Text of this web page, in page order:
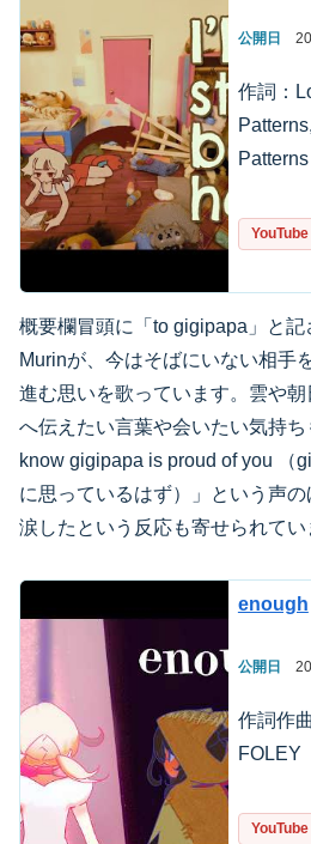
公開日
作詞：
Patterns
YouTube
概要欄冒頭に「to gigipapa」と
Murinが、今はそばにいない相手
進む思いを歌っています。雲や
へ伝えたい言葉や会いたい気持ち
know gigipapa is proud of you （
に思っているはず）」という声
涙したという反応も寄せられてい
enough
公開日
作詞作
FOLEY
YouTube